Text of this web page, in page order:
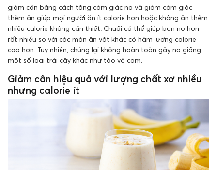
giảm cân bằng cách tăng cảm giác no và giảm cảm giác
thèm ăn giúp mọi người ăn ít calorie hơn hoặc không ăn thêm
nhiều calorie không cần thiết. Chuối có thể giúp bạn no hơn
rất nhiều so với các món ăn vặt khác có hàm lượng calorie
cao hơn. Tuy nhiên, chúng lại không hoàn toàn gây no giống
một số loại trái cây khác như táo và cam.
Giảm cân hiệu quả với lượng chất xơ nhiều
nhưng calorie ít